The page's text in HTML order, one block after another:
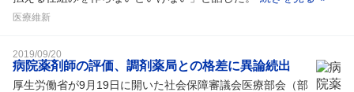
医療維新
2019/09/20
病院薬剤師の評価、調剤薬局との格差に異論続出
厚生労働省が9月19日に開いた社会保障審議会医療部会（部